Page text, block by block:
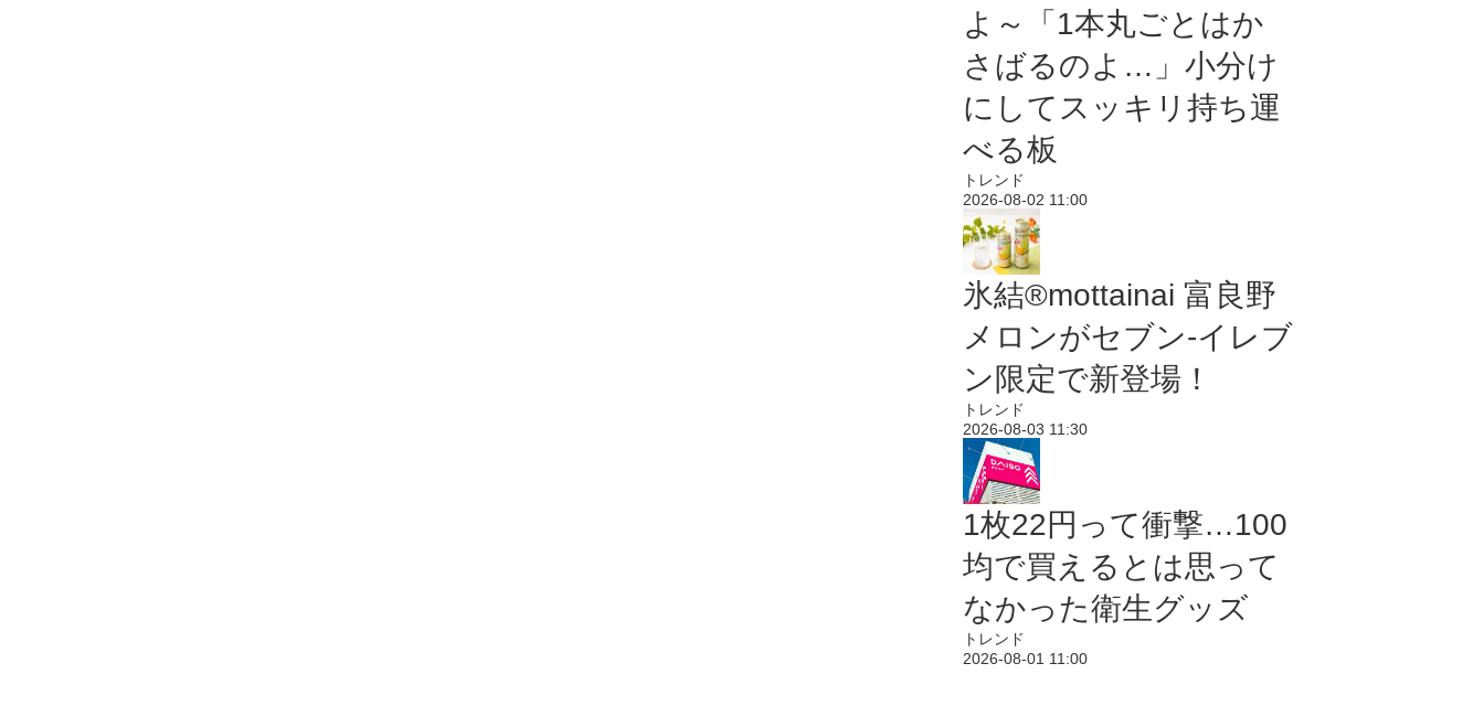
よ～「1本丸ごとはか
さばるのよ…」小分け
にしてスッキリ持ち運
べる板
トレンド
2026-08-02 11:00
氷結®mottainai 富良野
メロンがセブン‐イレブ
ン限定で新登場！
トレンド
2026-08-03 11:30
1枚22円って衝撃…100
均で買えるとは思って
なかった衛生グッズ
トレンド
2026-08-01 11:00